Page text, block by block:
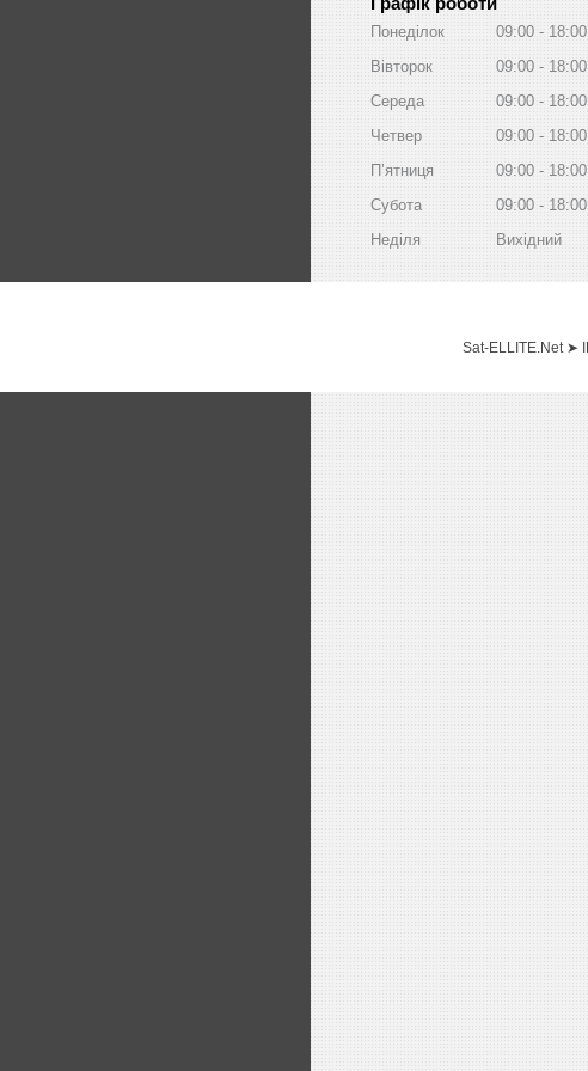
Понеділок 09:00
18:00
Вівторок
09:00
18:00
Середа
09:00
18:00
Четвер
09:00
18:00
Пʼятниця
09:00
18:00
Субота
09:00
18:00
Неділя
Вихідний